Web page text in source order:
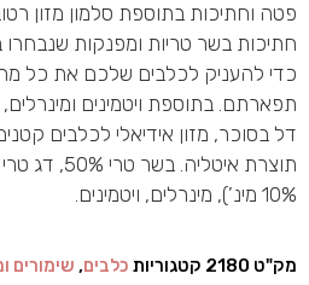
פטה וחתיכות בתוספת סלמון מזון
חתיכות בשר טריות ומפנקות שנבחרו
כדי להעניק לכלבים שלכם את כל מה
תפארתם. בתוספת ויטמינים
דל בסוכר, מזון אידיאלי לכלבים
10% מינ’), מינרלים, ויטמינים.
מק"ט 2180 קטגוריות כלבים, שימורים